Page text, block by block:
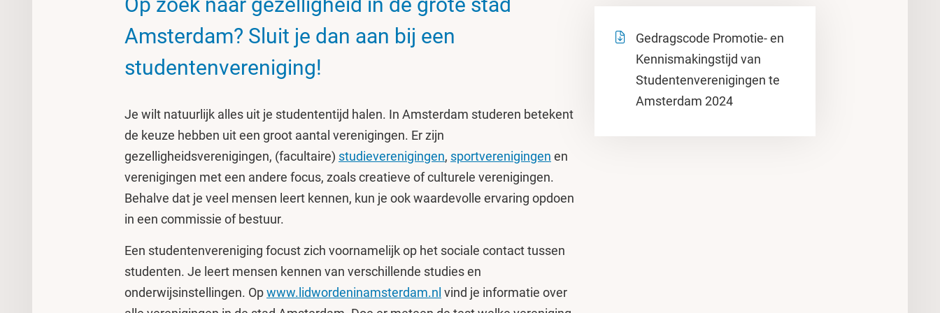
Amsterdam? Sluit je dan aan bij een
studentenvereniging!
Je wilt natuurlijk alles uit je studententijd halen. In Amsterdam studeren betekent
de keuze hebben uit een groot aantal verenigingen. Er zijn
gezelligheidsverenigingen, (facultaire) studieverenigingen, sportverenigingen en
verenigingen met een andere focus, zoals creatieve of culturele verenigingen.
Behalve dat je veel mensen leert kennen, kun je ook waardevolle ervaring opdoen
in een commissie of bestuur.
Een studentenvereniging focust zich voornamelijk op het sociale contact tussen
studenten. Je leert mensen kennen van verschillende studies en
onderwijsinstellingen. Opwww.lidwordeninamsterdam.nl vind je informatie over
Gedragscode Promotie- en
Kennismakingstijd van
Studentenverenigingen te
Amsterdam 2024